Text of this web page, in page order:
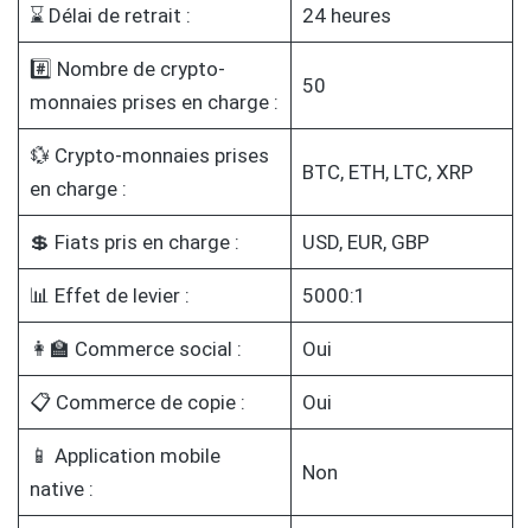
⌛ Délai de retrait : 24 heures
#️⃣ Nombre de crypto-
monnaies prises en charge :
50
💱 Crypto-monnaies prises
en charge :
BTC, ETH, LTC, XRP
💲 Fiats pris en charge : USD, EUR, GBP
📊 Effet de levier : 5000:1
👩‍🏫 Commerce social : Oui
📋 Commerce de copie : Oui
📱 Application mobile
native :
Non